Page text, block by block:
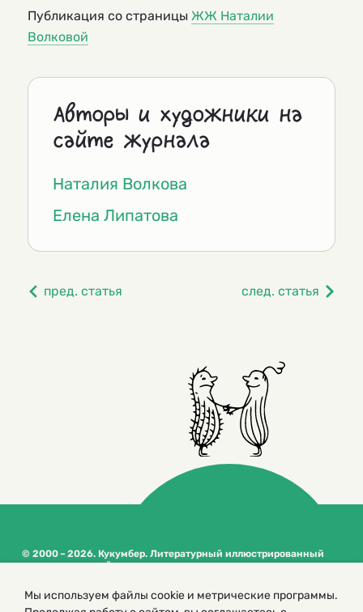
Публикация со страницы ЖЖ Наталии
Волковой
Авторы и художники на
сайте журнала
Наталия Волкова
Елена Липатова
пред. статья след. статья
© 2000 – 2026. Кукумбер. Литературный иллюстрированный
журнал для детей
сайта
Мы используем файлы cookie и метрические программы.